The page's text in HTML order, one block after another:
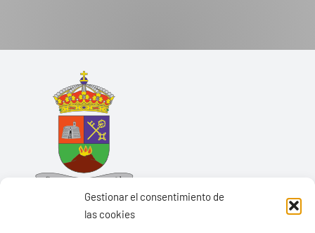
Gestionar el consentimiento de
las cookies